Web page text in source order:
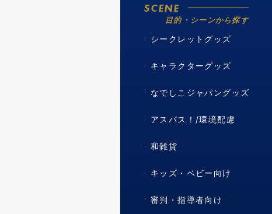
SCENE
目的・シーンから探す
シークレットグッズ
キャラクターグッズ
なでしこジャパングッズ
アスパス！/環境配慮
和雑貨
キッズ・ベビー向け
審判・指導者向け